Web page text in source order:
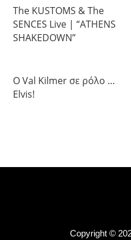
The KUSTOMS & The
SENCES Live | “ATHENS
SHAKEDOWN”
Ο Val Kilmer σε ρόλο …
Elvis!
Copyright ©